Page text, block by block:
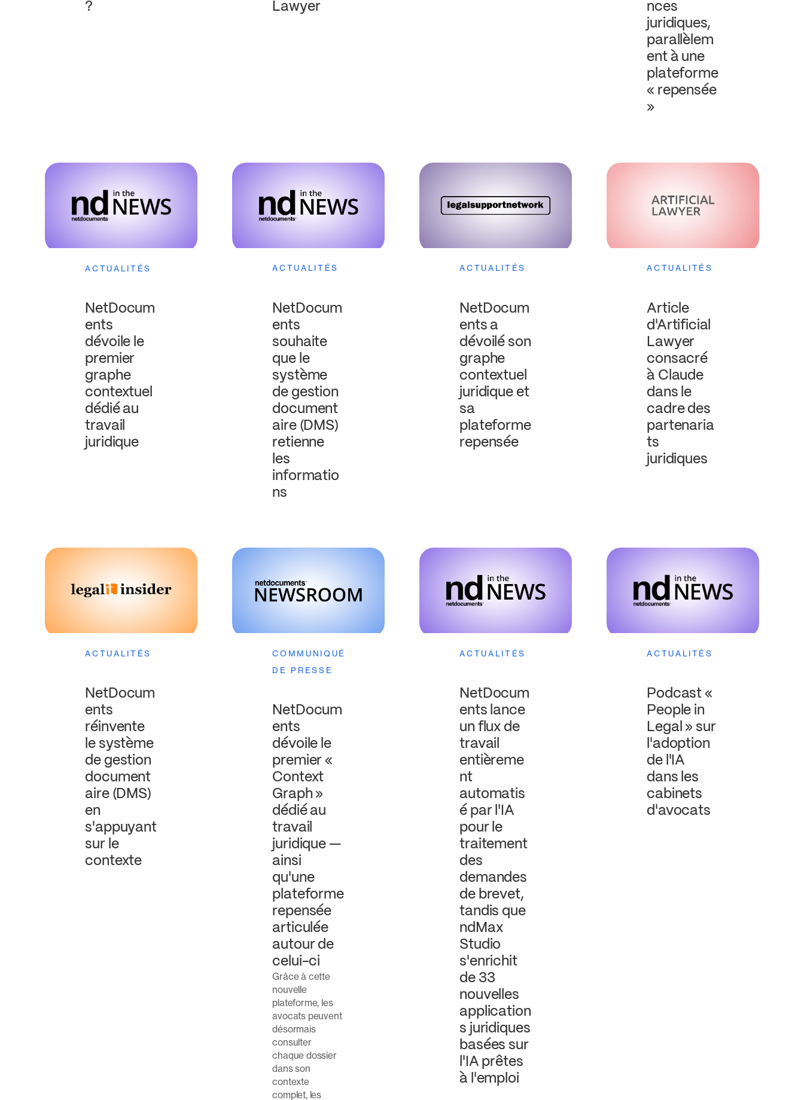
?
Lawyer
nces
juridiques,
parallèlem
ent à une
plateforme
« repensée
»
ACTUALITÉS
NetDocum
ents
dévoile le
premier
graphe
contextuel
dédié au
travail
juridique
ACTUALITÉS
NetDocum
ents
souhaite
que le
système
de gestion
document
aire (DMS)
retienne
les
informatio
ns
ACTUALITÉS
NetDocum
ents a
dévoilé son
graphe
contextuel
juridique et
sa
plateforme
repensée
ACTUALITÉS
Article
d'Artificial
Lawyer
consacré
à Claude
dans le
cadre des
partenaria
ts
juridiques
ACTUALITÉS
NetDocum
ents
réinvente
le système
de gestion
document
aire (DMS)
en
s'appuyant
sur le
contexte
COMMUNIQUÉ
DE PRESSE
NetDocum
ents
dévoile le
premier «
Context
Graph »
dédié au
travail
juridique —
ainsi
qu'une
plateforme
repensée
articulée
autour de
celui-ci
Grâce à cette
nouvelle
plateforme, les
avocats peuvent
désormais
consulter
chaque dossier
dans son
contexte
complet, les
ACTUALITÉS
NetDocum
ents lance
un flux de
travail
entièreme
nt
automatis
é par l'IA
pour le
traitement
des
demandes
de brevet,
tandis que
ndMax
Studio
s'enrichit
de 33
nouvelles
application
s juridiques
basées sur
l'IA prêtes
à l'emploi
ACTUALITÉS
Podcast «
People in
Legal » sur
l'adoption
de l'IA
dans les
cabinets
d'avocats